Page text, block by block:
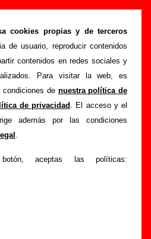
cookies propias y de terceros
de usuario, reproducir contenidos
contenidos en redes sociales y
Para visitar la web, es
condiciones de nuestra política de
de privacidad . El acceso y el
además por las condiciones
.
aceptas las políticas:
miembros, historia y
sobre la biografía de
iniciales y los cambios de
otros grupos relacionados, los
han publicado, enlaces con
lo deseas, puedes ayudar a
escrito por Guillermo Albaida